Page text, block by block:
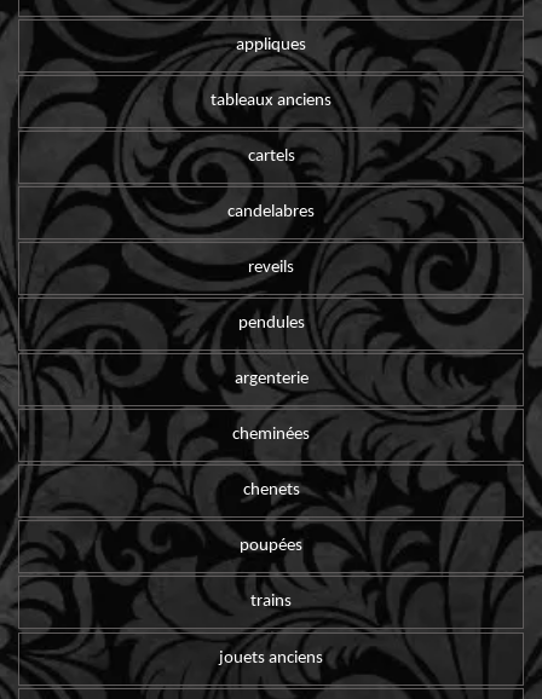
appliques
tableaux anciens
cartels
candelabres
reveils
pendules
argenterie
cheminées
chenets
poupées
trains
jouets anciens